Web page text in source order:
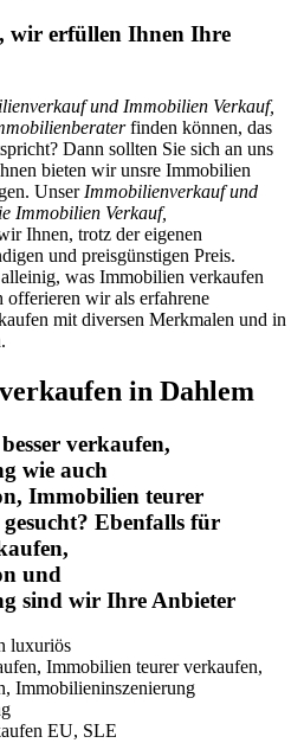
wir erfüllen Ihnen Ihre
und Immobilien Verkauf,
finden können, das
Dann sollten Sie sich an uns
bieten wir unsre Immobilien
Unser Immobilienverkauf und
Immobilien Verkauf,
Ihnen, trotz der eigenen
und preisgünstigen Preis.
was Immobilien verkaufen
wir als erfahrene
mit diversen Merkmalen und in
in Dahlem
verkaufen,
wie auch
Immobilien teurer
Ebenfalls für
und
sind wir Ihre Anbieter
luxuriös
Immobilien teurer verkaufen,
Immobilieninszenierung
EU, SLE